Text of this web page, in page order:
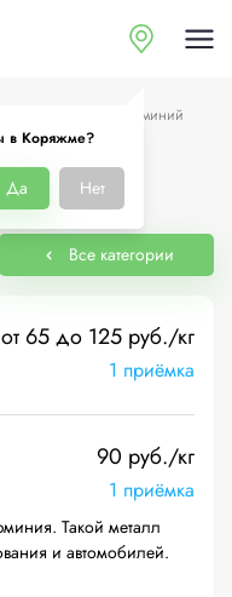
в Коряжме?
Да Нет
Цены на алюминий
Все категории
от 65 до 125 руб./кг
1 приёмка
90 руб./кг
1 приёмка
Такой металл
и автомобилей.